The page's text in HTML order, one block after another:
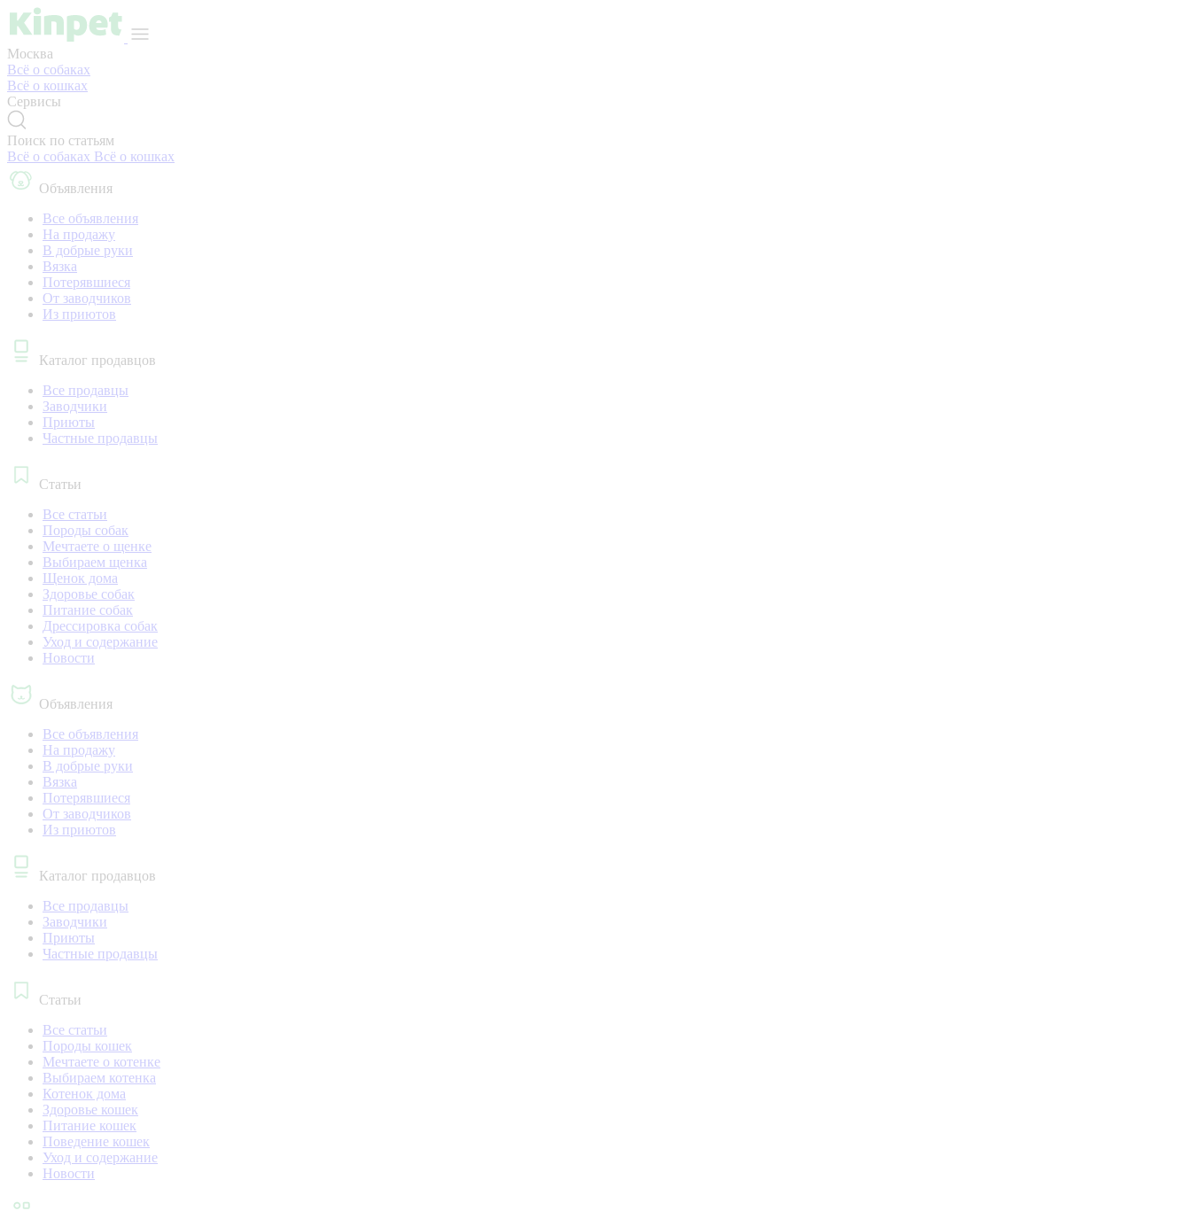
Москва
Всё о собаках
Всё о кошках
Сервисы
Поиск по статьям
Всё о собаках Всё о кошках
Объявления
Все объявления
На продажу
В добрые руки
Вязка
Потерявшиеся
От заводчиков
Из приютов
Каталог продавцов
Все продавцы
Заводчики
Приюты
Частные продавцы
Статьи
Все статьи
Породы собак
Мечтаете о щенке
Выбираем щенка
Щенок дома
Здоровье собак
Питание собак
Дрессировка собак
Уход и содержание
Новости
Объявления
Все объявления
На продажу
В добрые руки
Вязка
Потерявшиеся
От заводчиков
Из приютов
Каталог продавцов
Все продавцы
Заводчики
Приюты
Частные продавцы
Статьи
Все статьи
Породы кошек
Мечтаете о котенке
Выбираем котенка
Котенок дома
Здоровье кошек
Питание кошек
Поведение кошек
Уход и содержание
Новости